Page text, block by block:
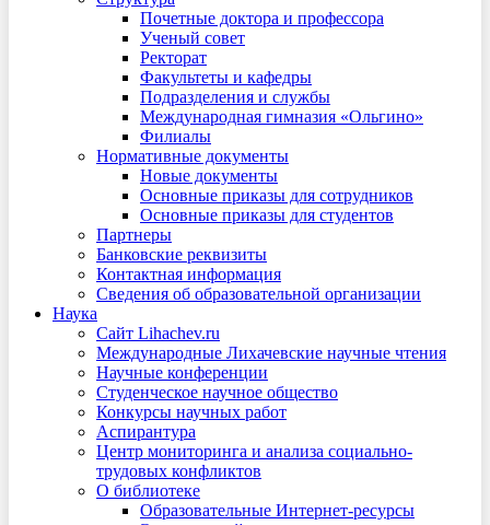
Почетные доктора и профессора
Ученый совет
Ректорат
Факультеты и кафедры
Подразделения и службы
Международная гимназия «Ольгино»
Филиалы
Нормативные документы
Новые документы
Основные приказы для сотрудников
Основные приказы для студентов
Партнеры
Банковские реквизиты
Контактная информация
Сведения об образовательной организации
Наука
Сайт Lihachev.ru
Международные Лихачевские научные чтения
Научные конференции
Студенческое научное общество
Конкурсы научных работ
Аспирантура
Центр мониторинга и анализа социально-
трудовых конфликтов
О библиотеке
Образовательные Интернет-ресурсы